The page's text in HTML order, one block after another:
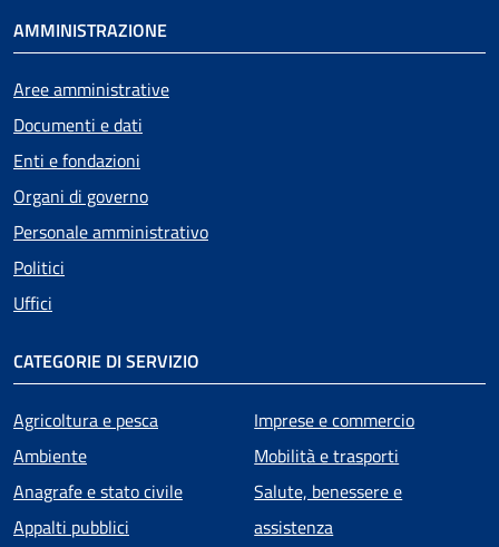
AMMINISTRAZIONE
Aree amministrative
Documenti e dati
Enti e fondazioni
Organi di governo
Personale amministrativo
Politici
Uffici
CATEGORIE DI SERVIZIO
Agricoltura e pesca
Ambiente
Anagrafe e stato civile
Appalti pubblici
Imprese e commercio
Mobilità e trasporti
Salute, benessere e
assistenza